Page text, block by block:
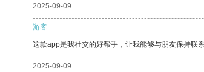
2025-09-09
游客
这款app是我社交的好帮手，让我能够与朋友保持联
2025-09-09